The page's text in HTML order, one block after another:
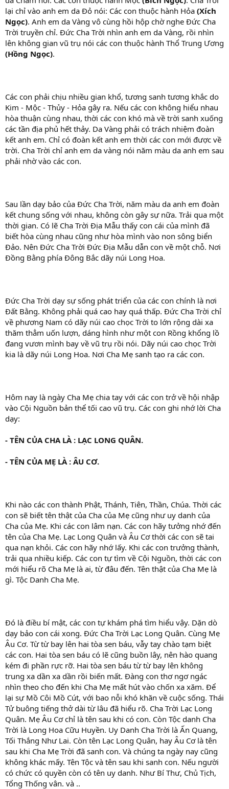
lại chỉ vào anh em da Đỏ nói: Các con thuộc hành Hỏa (Xích
Ngọc). Anh em da Vàng vô cùng hồi hộp chờ nghe Đức Cha
Trời truyền chỉ. Đức Cha Trời nhìn anh em da Vàng, rồi nhìn
lên không gian vũ trụ nói các con thuộc hành Thổ Trung Ương
(Hồng Ngọc).
Các con phải chịu nhiều gian khổ, tương sanh tương khắc do
Kim - Mộc - Thủy - Hỏa gây ra. Nếu các con không hiểu nhau
hòa thuận cùng nhau, thời các con khó mà về trời sanh xuống
các tần địa phủ hết thảy. Da Vàng phải có trách nhiệm đoàn
kết anh em. Chỉ có đoàn kết anh em thời các con mới được về
trời. Cha Trời chỉ anh em da vàng nói năm màu da anh em sau
phải nhờ vào các con.
Sau lần dạy bảo của Đức Cha Trời, năm màu da anh em đoàn
kết chung sống với nhau, không còn gây sự nữa. Trải qua một
thời gian. Có lẽ Cha Trời Địa Mẫu thấy con cái của mình đã
biết hòa cùng nhau cũng như hòa mình vào non sông biển
Đảo. Nên Đức Cha Trời Đức Địa Mẫu dẫn con về một chỗ. Nơi
Đồng Bằng phía Đông Bắc dãy núi Long Hoa.
Đức Cha Trời dạy sự sống phát triển của các con chính là nơi
Đất Bằng. Không phải quá cao hay quá thấp. Đức Cha Trời chỉ
về phương Nam có dãy núi cao chọc Trời to lớn rộng dài xa
thăm thẳm uốn lượn, dáng hình như một con Rồng khổng lồ
đang vươn mình bay về vũ trụ rồi nói. Dãy núi cao chọc Trời
kia là dãy núi Long Hoa. Nơi Cha Mẹ sanh tạo ra các con.
Hôm nay là ngày Cha Mẹ chia tay với các con trở về hội nhập
vào Cội Nguồn bản thể tối cao vũ trụ. Các con ghi nhớ lời Cha
dạy:
- TÊN CỦA CHA LÀ : LẠC LONG QUÂN.
- TÊN CỦA MẸ LÀ : ÂU CƠ.
Khi nào các con thành Phật, Thánh, Tiên, Thần, Chúa. Thời các
con sẽ biết tên thật của Cha của Mẹ cũng như uy danh của
Cha của Mẹ. Khi các con lâm nạn. Các con hãy tưởng nhớ đến
tên của Cha Mẹ. Lạc Long Quân và Âu Cơ thời các con sẽ tai
qua nạn khỏi. Các con hãy nhớ lấy. Khi các con trưởng thành,
trải qua nhiều kiếp. Các con tự tìm về Cội Nguồn, thời các con
mới hiểu rõ Cha Mẹ là ai, từ đâu đến. Tên thật của Cha Mẹ là
gì. Tộc Danh Cha Mẹ.
Đó là điều bí mật, các con tự khám phá tìm hiểu vậy. Dặn dò
dạy bảo con cái xong. Đức Cha Trời Lạc Long Quân. Cùng Mẹ
Âu Cơ. Từ từ bay lên hai tòa sen báu, vẫy tay chào tạm biệt
các con. Hai tòa sen báu có lẽ cũng buồn lây, nên hào quang
kém đi phần rực rỡ. Hai tòa sen báu từ từ bay lên không
trung xa dần xa dần rồi biến mất. Đàng con thơ ngơ ngác
nhìn theo cho đến khi Cha Mẹ mất hút vào chốn xa xăm. Để
lại sự Mồ Côi Mồ Cút, với bao nỗi khó khăn về cuộc sống. Thái
Tử buông tiếng thở dài từ lâu đã hiểu rõ. Cha Trời Lạc Long
Quân. Mẹ Âu Cơ chỉ là tên sau khi có con. Còn Tộc danh Cha
Trời là Long Hoa Cữu Huyền. Uy Danh Cha Trời là Ấn Quang,
Tối Thắng Như Lai. Còn tên Lạc Long Quân, hay Âu Cơ là tên
sau khi Cha Mẹ Trời đã sanh con. Và chúng ta ngày nay cũng
không khác mấy. Tên Tộc và tên sau khi sanh con. Nếu người
có chức có quyền còn có tên uy danh. Như Bí Thư, Chủ Tịch,
Tổng Thống vân. và ..